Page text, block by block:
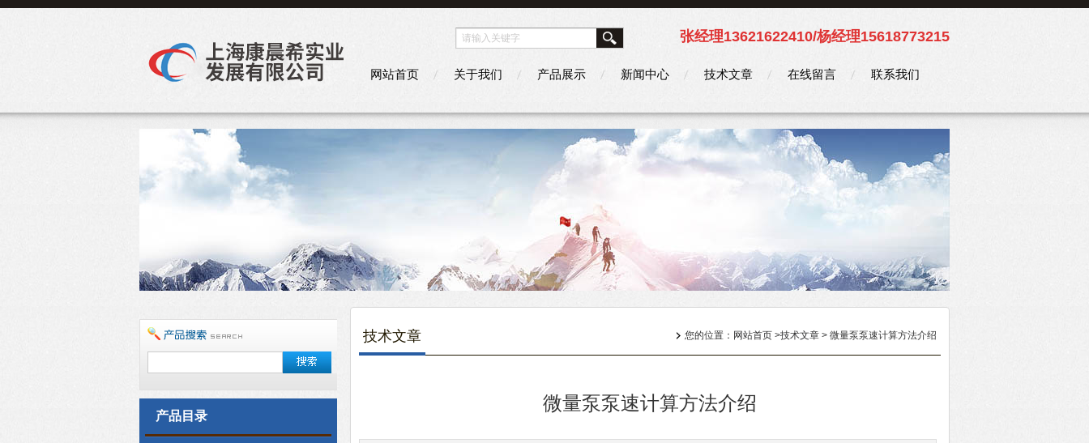
张经理13621622410/杨经理15618773215
网站首页 关于我们 产品展示 新闻中心 技术文章 在线留言 联系我们
产品目录
技术文章 您的位置： 网站首页 >技术文章 > 微量泵泵速计算方法介绍
微量泵泵速计算方法介绍